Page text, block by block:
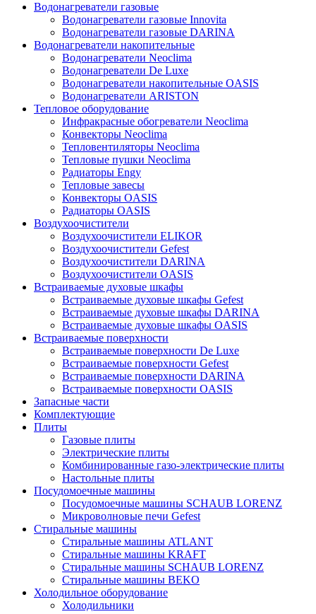
Водонагреватели газовые
Водонагреватели газовые Innovita
Водонагреватели газовые DARINA
Водонагреватели накопительные
Водонагреватели Neoclima
Водонагреватели De Luxe
Водонагреватели накопительные OASIS
Водонагреватели ARISTON
Тепловое оборудование
Инфракрасные обогреватели Neoclima
Конвекторы Neoclima
Тепловентиляторы Neoclima
Тепловые пушки Neoclima
Радиаторы Engy
Тепловые завесы
Конвекторы OASIS
Радиаторы OASIS
Воздухоочистители
Воздухоочистители ELIKOR
Воздухоочистители Gefest
Воздухоочистители DARINA
Воздухоочистители OASIS
Встраиваемые духовые шкафы
Встраиваемые духовые шкафы Gefest
Встраиваемые духовые шкафы DARINA
Встраиваемые духовые шкафы OASIS
Встраиваемые поверхности
Встраиваемые поверхности De Luxe
Встраиваемые поверхности Gefest
Встраиваемые поверхности DARINA
Встраиваемые поверхности OASIS
Запасные части
Комплектующие
Плиты
Газовые плиты
Электрические плиты
Комбинированные газо-электрические плиты
Настольные плиты
Посудомоечные машины
Посудомоечные машины SCHAUB LORENZ
Микроволновые печи Gefest
Стиральные машины
Стиральные машины ATLANT
Стиральные машины KRAFT
Стиральные машины SCHAUB LORENZ
Стиральные машины BEKO
Холодильное оборудование
Холодильники